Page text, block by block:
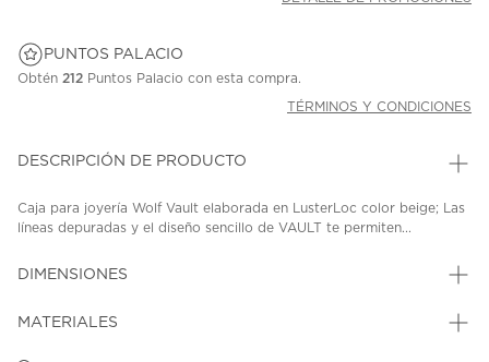
PUNTOS PALACIO
Obtén 212 Puntos Palacio con esta compra.
TÉRMINOS Y CONDICIONES
DESCRIPCIÓN DE PRODUCTO
Caja para joyería Wolf Vault elaborada en LusterLoc color beige; Las
líneas depuradas y el diseño sencillo de VAULT te permiten...
DIMENSIONES
MATERIALES